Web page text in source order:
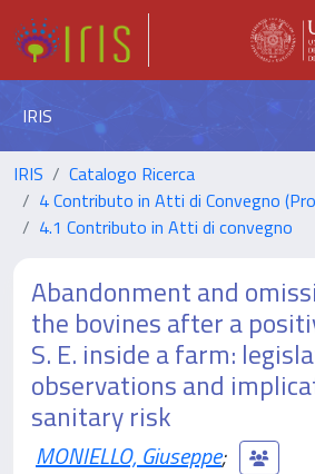
IRIS
IRIS
Catalogo Ricerca
4 Contributo in Atti di Convegno
4.1 Contributo in Atti di convegno
Abandonment and
the bovines after a
S. E. inside a farm:
observations and
sanitary risk
MONIELLO, Giuseppe;